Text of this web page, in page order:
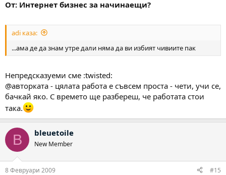
От: Интернет бизнес за начинаещи?
adi каза:
...ама де да знам утре дали няма да ви избият чивиите пак
Непредсказуеми сме :twisted:
@авторката - цялата работа е съвсем проста - чети, учи се,
бачкай яко. С времето ще разбереш, че работата стои
така.
B bleuetoile
New Member
8 Февруари 2009 #15